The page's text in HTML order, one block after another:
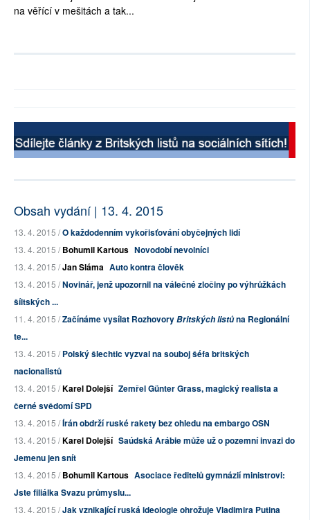
na věřící v mešitách a tak...
Obsah vydání | 13. 4. 2015
13. 4. 2015 /O každodenním vykořisťování obyčejných lidí
13. 4. 2015 /Bohumil Kartous Novodobí nevolníci
13. 4. 2015 /Jan Sláma Auto kontra člověk
13. 4. 2015 /Novinář, jenž upozornil na válečné zločiny po výhrůžkách
šíitských ...
11. 4. 2015 /Začínáme vysílat RozhovoryBritských listůna Regionální
te...
13. 4. 2015 /Polský šlechtic vyzval na souboj šéfa britských
nacionalistů
13. 4. 2015 /Karel Dolejší Zemřel Günter Grass, magický realista a
černé svědomí SPD
13. 4. 2015 /Írán obdrží ruské rakety bez ohledu na embargo OSN
13. 4. 2015 /Karel Dolejší Saúdská Arábie může už o pozemní invazi do
Jemenu jen snít
13. 4. 2015 /Bohumil Kartous Asociace ředitelů gymnázií ministrovi:
Jste filiálka Svazu průmyslu...
13. 4. 2015 /Jak vznikající ruská ideologie ohrožuje Vladimira Putina